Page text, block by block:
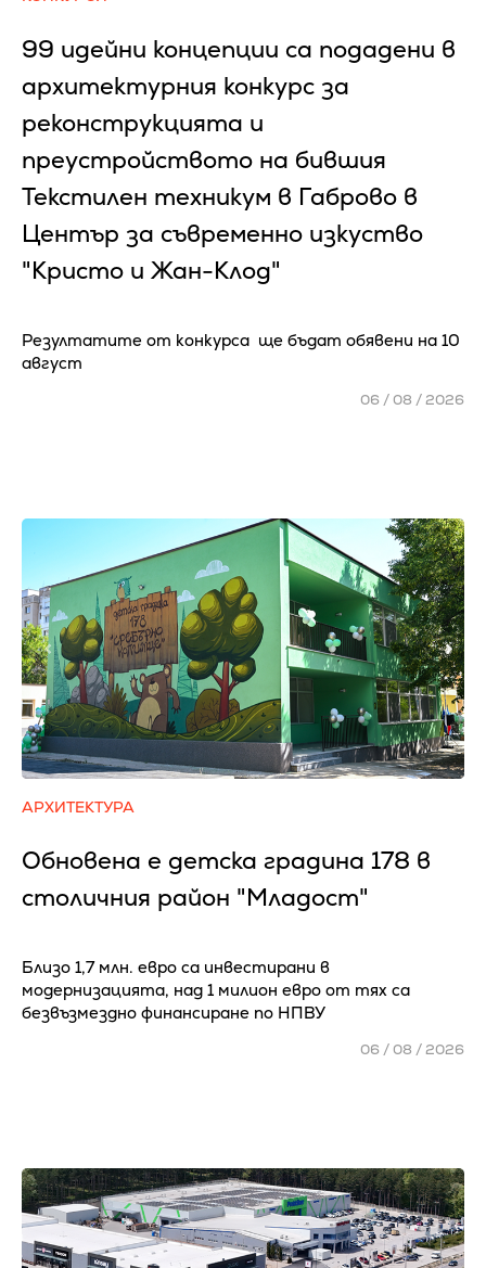
99 идейни концепции са подадени в
архитектурния конкурс за
реконструкцията и
преустройството на бившия
Текстилен техникум в Габрово в
Център за съвременно изкуство
"Кристо и Жан-Клод"
Резултатите от конкурса ще бъдат обявени на 10
август
06 / 08 / 2026
АРХИТЕКТУРА
Обновена е детска градина 178 в
столичния район "Младост"
Близо 1,7 млн. евро са инвестирани в
модернизацията, над 1 милион евро от тях са
безвъзмездно финансиране по НПВУ
06 / 08 / 2026